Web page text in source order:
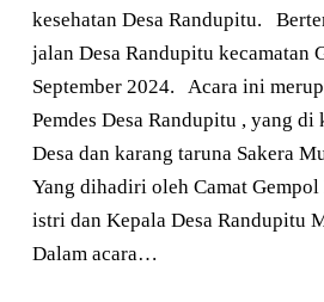
kesehatan Desa Randupitu.
jalan Desa Randupitu kecamatan
September 2024. Acara ini
Pemdes Desa Randupitu , yang
Desa dan karang taruna Sakera
Yang dihadiri oleh Camat
istri dan Kepala Desa Randupitu
Dalam acara…